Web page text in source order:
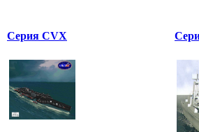
Серия CVX